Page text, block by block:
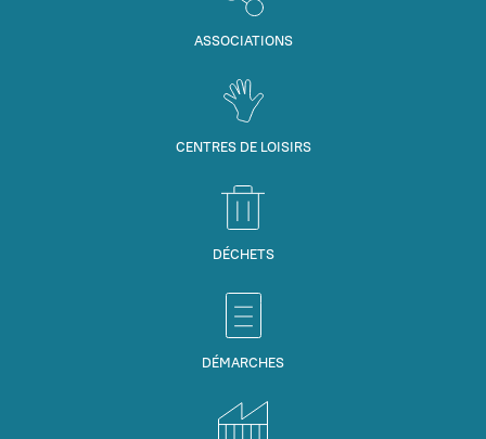
ASSOCIATIONS
CENTRES DE LOISIRS
DÉCHETS
DÉMARCHES